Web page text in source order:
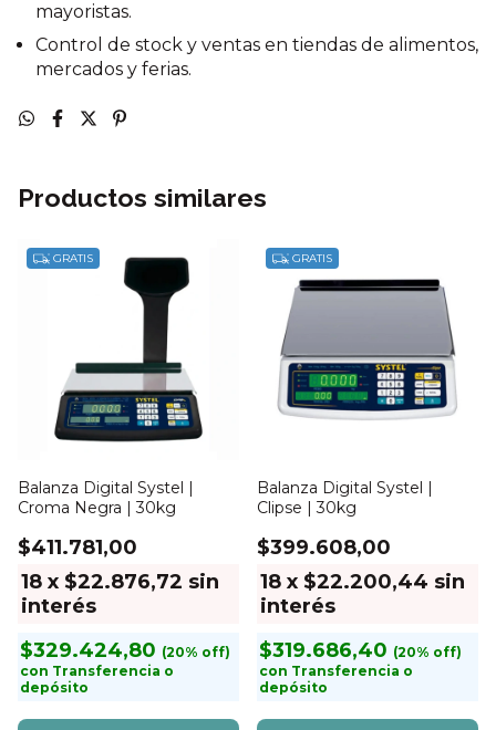
mayoristas.
Control de stock y ventas en tiendas de alimentos,
mercados y ferias.
Productos similares
GRATIS
Balanza Digital Systel |
Croma Negra | 30kg
$411.781,00
18 x $22.876,72 sin
interés
$329.424,80
con Transferencia o
depósito
GRATIS
Balanza Digital Systel |
Clipse | 30kg
$399.608,00
18 x $22.200,44 sin
interés
$319.686,40
con Transferencia o
depósito